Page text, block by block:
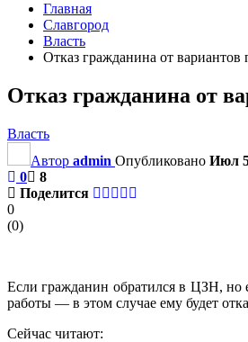
Главная
Славгород
Власть
Отказ гражданина от
Отказ гражданина от
Власть
Автор admin Опубликовано Июл
0
8
Поделится
0
(0)
Если гражданин обратился в ЦЗН, но
работы — в этом случае ему будет
Сейчас читают: